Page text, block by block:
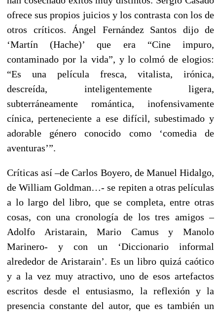
ofrece sus propios juicios y los contrasta con los de
otros críticos. Ángel Fernández Santos dijo de
‘Martín (Hache)’ que era “Cine impuro,
contaminado por la vida”, y lo colmó de elogios:
“Es una película fresca, vitalista, irónica,
descreída, inteligentemente ligera,
subterráneamente romántica, inofensivamente
cínica, perteneciente a ese difícil, subestimado y
adorable género conocido como ‘comedia de
aventuras’”.
Críticas así –de Carlos Boyero, de Manuel Hidalgo,
de William Goldman…- se repiten a otras películas
a lo largo del libro, que se completa, entre otras
cosas, con una cronología de los tres amigos –
Adolfo Aristarain, Mario Camus y Manolo
Marinero- y con un ‘Diccionario informal
alrededor de Aristarain’. Es un libro quizá caótico
y a la vez muy atractivo, uno de esos artefactos
escritos desde el entusiasmo, la reflexión y la
presencia constante del autor, que es también un